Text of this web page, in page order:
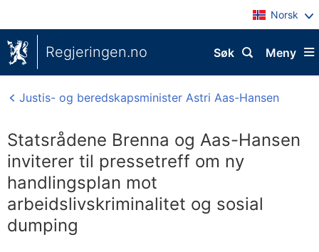
Norsk
Regjeringen.no Meny
Søk
Justis- og beredskapsminister Astri Aas-Hansen
Statsrådene Brenna og Aas-Hansen
inviterer til pressetreff om ny
handlingsplan mot
arbeidslivskriminalitet og sosial
dumping